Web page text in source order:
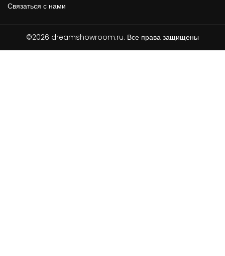
Связаться с нами
©2026 dreamshowroom.ru. Все права защищены